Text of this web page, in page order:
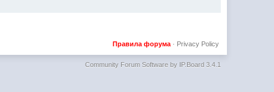
Privacy Policy
Правила форума·
Community Forum Software by IP.Board 3.4.1